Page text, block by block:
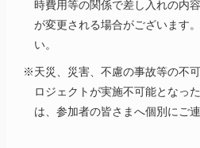
時費用等の関係で差し入れの内
が変更される場合がございます
い。
※天災、災害、不慮の事故等の不
ロジェクトが実施不可能となっ
は、参加者の皆さまへ個別にご